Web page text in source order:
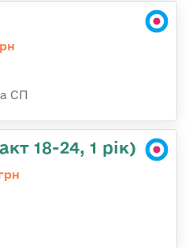
СП
18-24, 1 рік)